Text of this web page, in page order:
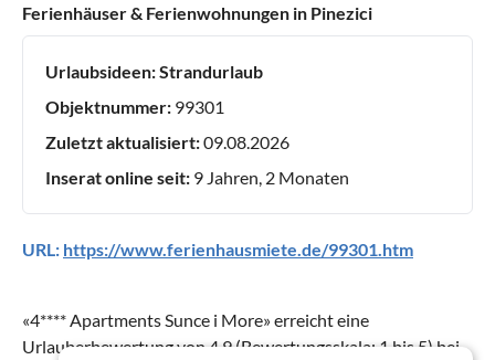
Ferienhäuser & Ferienwohnungen in Pinezici
Urlaubsideen:Strandurlaub
Objektnummer: 99301
Zuletzt aktualisiert:09.08.2026
Inserat online seit: 9 Jahren, 2 Monaten
URL: https://www.ferienhausmiete.de/99301.htm
«4**** Apartments Sunce i More» erreicht eine
Urlauberbewertung von4.9(Bewertungsskala:1bis5) bei